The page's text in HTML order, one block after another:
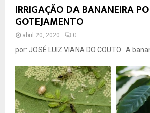
IRRIGAÇÃO DA BANANEIRA
GOTEJAMENTO
abril 20, 2020 0
por: JOSÉ LUIZ VIANA DO COUTO A